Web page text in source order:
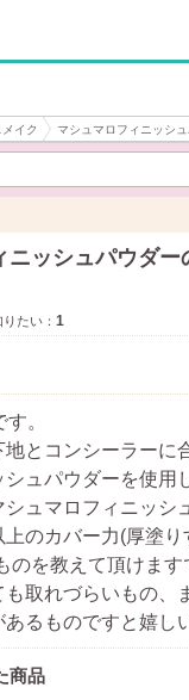
イク マシュマロフィニッシ
ニッシュパウダー
たい： 1
。
地とコンシーラーに
ュパウダーを使用
ュマロフィニッシ
のカバー力(厚塗
のを教えて頂けます
取れづらいもの、
るものですと嬉し
商品